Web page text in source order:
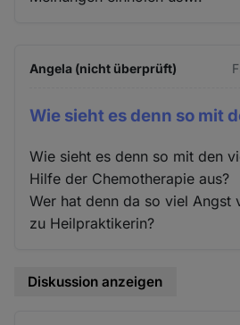
Angela (nicht überprüft)
Wie sieht es denn so mit
Wie sieht es denn so mit den
Hilfe der Chemotherapie aus?
Wer hat denn da so viel Angst
zu Heilpraktikerin?
Diskussion anzeigen